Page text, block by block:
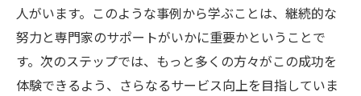
成功者の体験から得るダイエットのコツ
人がいます。このような事例から学ぶことは、継続的な
努力と専門家のサポートがいかに重要かということで
す。次のステップでは、もっと多くの方々がこの成功を
体験できるよう、さらなるサービス向上を目指していま